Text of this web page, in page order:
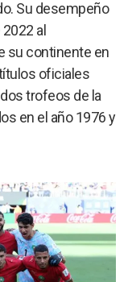
a
Su desempeño
al
su continente en
oficiales
trofeos de la
en el año 1976 y